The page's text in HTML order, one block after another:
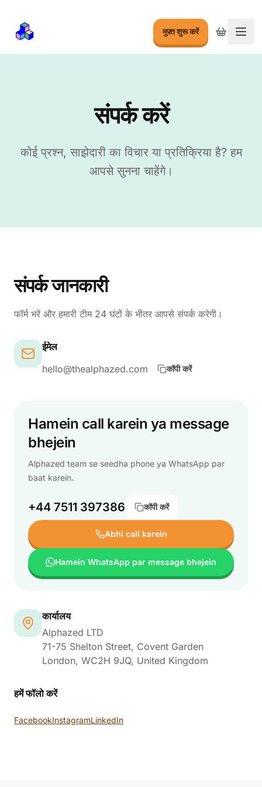
मुफ़्त शुरू करें
मेनू
संपर्क करें
कोई प्रश्न, साझेदारी का विचार या प्रतिक्रिया है? हम
आपसे सुनना चाहेंगे।
संपर्क जानकारी
फॉर्म भरें और हमारी टीम 24 घंटों के भीतर आपसे संपर्क करेगी।
ईमेल
hello@thealphazed.com
कॉपी करें
Hamein call karein ya message
bhejein
Alphazed team se seedha phone ya WhatsApp par
baat karein.
+44 7511 397386 कॉपी करें
Abhi call karein
Hamein WhatsApp par message bhejein
कार्यालय
Alphazed LTD
71-75 Shelton Street, Covent Garden
London, WC2H 9JQ, United Kingdom
हमें फॉलो करें
FacebookInstagramLinkedIn